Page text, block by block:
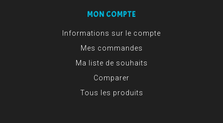
MON COMPTE
Informations sur le compte
Mes commandes
Ma liste de souhaits
Comparer
Tous les produits